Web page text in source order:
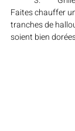
Faites chauffer
tranches de
soient bien